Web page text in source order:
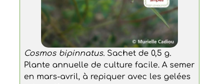
Cosmos bipinnatus. Sachet de 0,5 g.
Plante annuelle de culture facile. A semer
en mars-avril, à repiquer avec les gelées